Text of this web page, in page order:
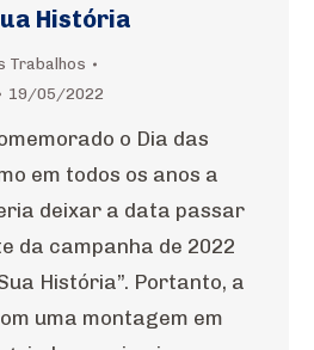
História
Trabalhos
19/05/2022
o Dia das
em todos os anos a
deixar a data passar
da campanha de 2022
História”. Portanto, a
uma montagem em